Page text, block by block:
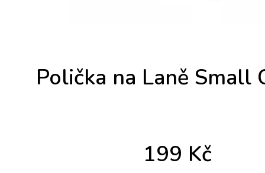
Polička na Laně Small
199 Kč